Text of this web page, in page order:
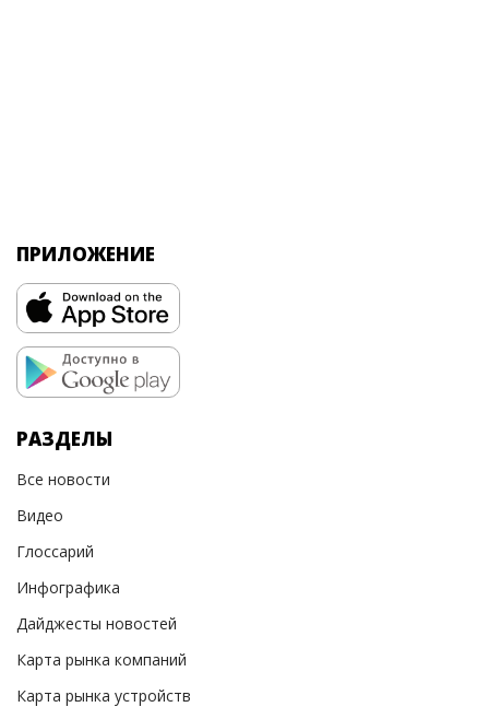
ПРИЛОЖЕНИЕ
РАЗДЕЛЫ
Все новости
Видео
Глоссарий
Инфографика
Дайджесты новостей
Карта рынка компаний
Карта рынка устройств